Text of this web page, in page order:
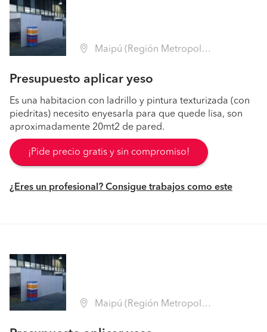
Maipú (Región Metropolitana - Santiago)
Presupuesto aplicar yeso
Es una habitacion con ladrillo y pintura texturizada (con
piedritas) necesito enyesarla para que quede lisa, son
aproximadamente 20mt2 de pared.
¡Pide precio gratis y sin compromiso!
¿Eres un profesional? Consigue trabajos como este
Maipú (Región Metropolitana - Santiago)